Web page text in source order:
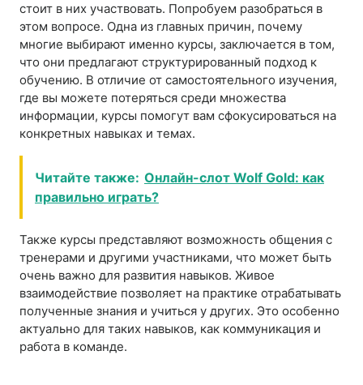
стоит в них участвовать. Попробуем разобраться в
этом вопросе. Одна из главных причин, почему
многие выбирают именно курсы, заключается в том,
что они предлагают структурированный подход к
обучению. В отличие от самостоятельного изучения,
где вы можете потеряться среди множества
информации, курсы помогут вам сфокусироваться на
конкретных навыках и темах.
Читайте также: Онлайн-слот Wolf Gold: как
правильно играть?
Также курсы представляют возможность общения с
тренерами и другими участниками, что может быть
очень важно для развития навыков. Живое
взаимодействие позволяет на практике отрабатывать
полученные знания и учиться у других. Это особенно
актуально для таких навыков, как коммуникация и
работа в команде.